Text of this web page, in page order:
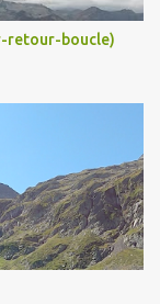
retour-boucle)